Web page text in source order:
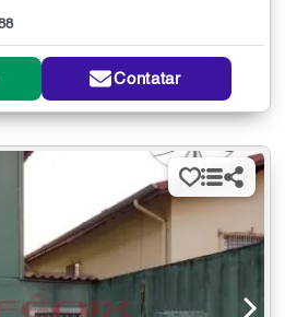
Contatar